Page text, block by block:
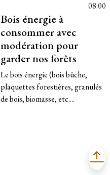
08:00
Bois énergie à
consommer avec
modération pour
garder nos forêts
Le bois énergie (bois bûche,
plaquettes forestières, granulés
de bois, biomasse, etc....